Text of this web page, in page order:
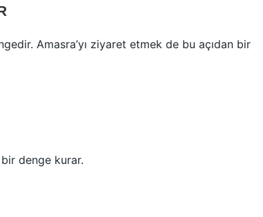
Amasra’yı ziyaret etmek de bu açıdan bir
denge kurar.